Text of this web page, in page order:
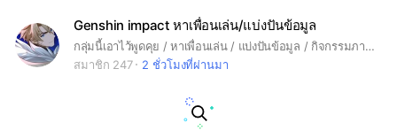
Genshin impact หาเพื่อนเล่น/แบ่งปันข้อมูล
กลุ่มนี้เอาไว้พูดคุย / หาเพื่อนเล่น / แบ่งปันข้อมูล / กิจกรรมภายในเกม หรือจะขิงเกมเพลย์ก็ได้หมดเลยนะคะ! ตามสบายเลยค่ะ ( ・∀・) กฎอยู่ในโน๊ตเลยค่ะ ถ้าสะดวกก็อย่าลืมไปแปะ uid ในโน๊ตกันด้วยนะคะ ｡•̀ᴗ-)✧ #Genshin #หาเพื่อนเล่น #genshinimpact #原神 #เกนชินอิมแพค #คุยเล่น
สมาชิก 247
2 ชั่วโมงที่ผ่านมา